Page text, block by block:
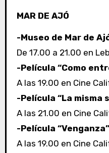
MAR DE AJÓ
-Museo de Mar de
De 17.00 a 21.00 en
-Película “Como
A las 19.00 en Cine
-Película “La misma
A las 21.00 en Cine
-Película “Venganza”
A las 19.00 en Cine